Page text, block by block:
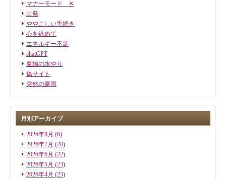
マナーモード ✕
出発
ややこしい手続き
心を込めて
エネルギー不足
chatGPT
夏場の水やり
偽サイト
突然の豪雨
月別アーカイブ
2026年8月 (6)
2026年7月 (28)
2026年6月 (22)
2026年5月 (23)
2026年4月 (23)